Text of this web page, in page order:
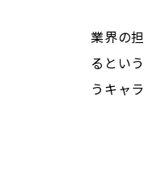
業界の
るとい
うキャ